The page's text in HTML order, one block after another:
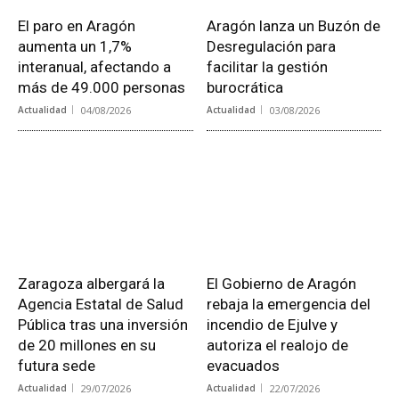
El paro en Aragón
aumenta un 1,7%
interanual, afectando a
más de 49.000 personas
Actualidad 04/08/2026
Aragón lanza un Buzón de
Desregulación para
facilitar la gestión
burocrática
Actualidad 03/08/2026
Zaragoza albergará la
Agencia Estatal de Salud
Pública tras una inversión
de 20 millones en su
futura sede
Actualidad 29/07/2026
El Gobierno de Aragón
rebaja la emergencia del
incendio de Ejulve y
autoriza el realojo de
evacuados
Actualidad 22/07/2026